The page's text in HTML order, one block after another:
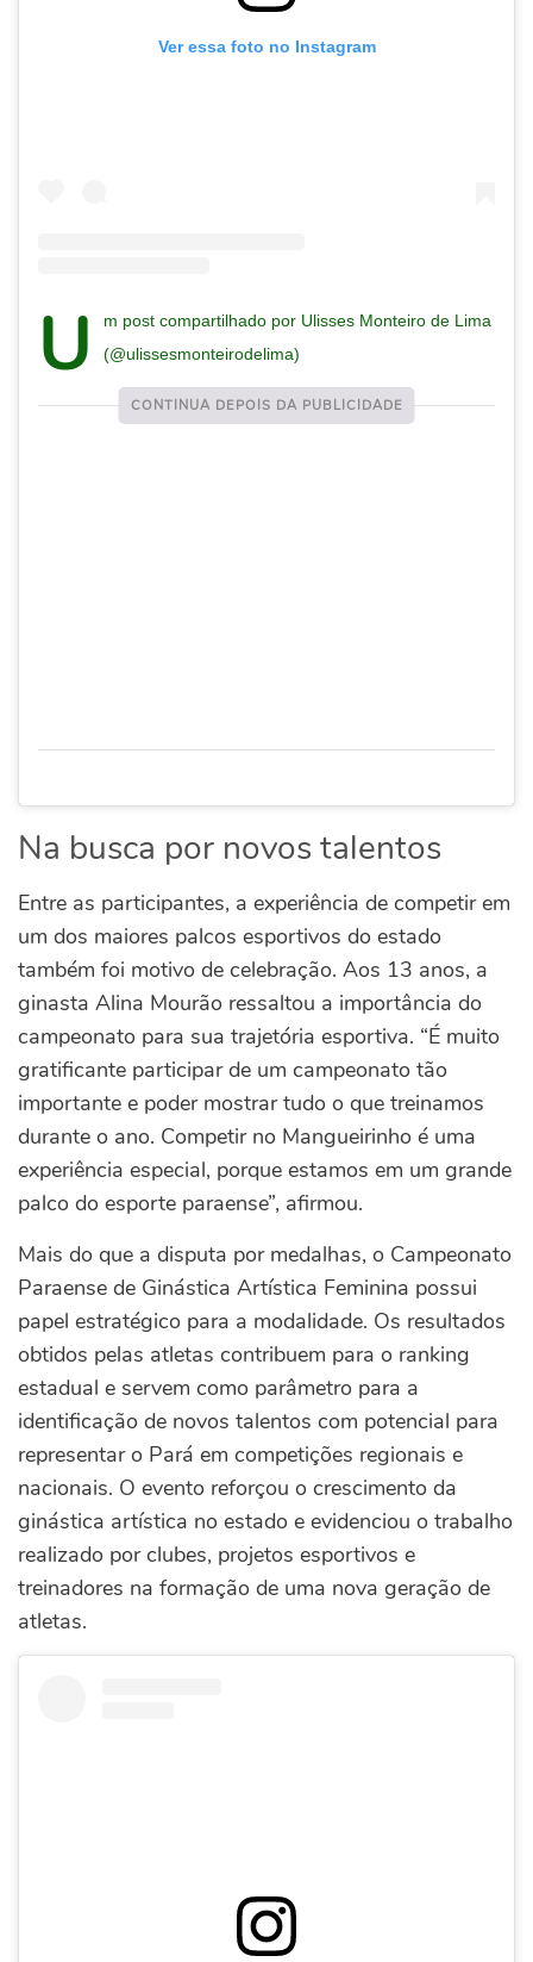
Ver essa foto no Instagram
Um post compartilhado por Ulisses Monteiro de Lima
(@ulissesmonteirodelima)
Na busca por novos talentos
Entre as participantes, a experiência de competir em
um dos maiores palcos esportivos do estado
também foi motivo de celebração. Aos 13 anos, a
ginasta Alina Mourão ressaltou a importância do
campeonato para sua trajetória esportiva. “É muito
gratificante participar de um campeonato tão
importante e poder mostrar tudo o que treinamos
durante o ano. Competir no Mangueirinho é uma
experiência especial, porque estamos em um grande
palco do esporte paraense”, afirmou.
Mais do que a disputa por medalhas, o Campeonato
Paraense de Ginástica Artística Feminina possui
papel estratégico para a modalidade. Os resultados
obtidos pelas atletas contribuem para o ranking
estadual e servem como parâmetro para a
identificação de novos talentos com potencial para
representar o Pará em competições regionais e
nacionais. O evento reforçou o crescimento da
ginástica artística no estado e evidenciou o trabalho
realizado por clubes, projetos esportivos e
treinadores na formação de uma nova geração de
atletas.